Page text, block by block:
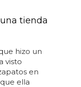
tienda
hizo un
visto
en
ella